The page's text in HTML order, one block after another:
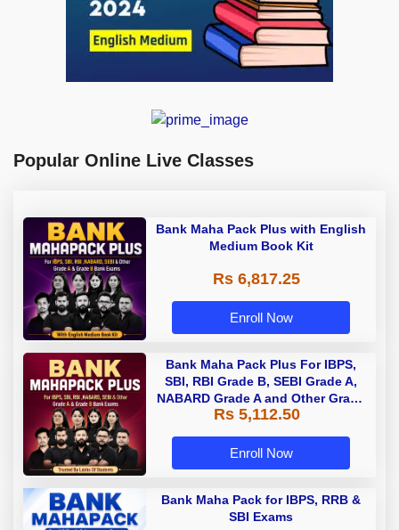
Popular Online Live Classes
Bank Maha Pack Plus with English
Medium Book Kit
Rs 6,817.25
Enroll Now
Bank Maha Pack Plus For IBPS,
SBI, RBI Grade B, SEBI Grade A,
NABARD Grade A and Other Grade
A & Grade B Bank Exams
Rs 5,112.50
Enroll Now
Bank Maha Pack for IBPS, RRB &
SBI Exams